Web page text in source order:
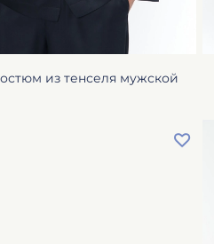
из тенселя мужской